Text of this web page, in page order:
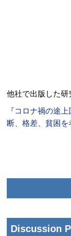
他社で出版した研
『コロナ禍の途
断、格差、貧困
Discussion